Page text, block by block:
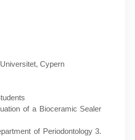
Cypern
of a Bioceramic Sealer
of Periodontology 3.